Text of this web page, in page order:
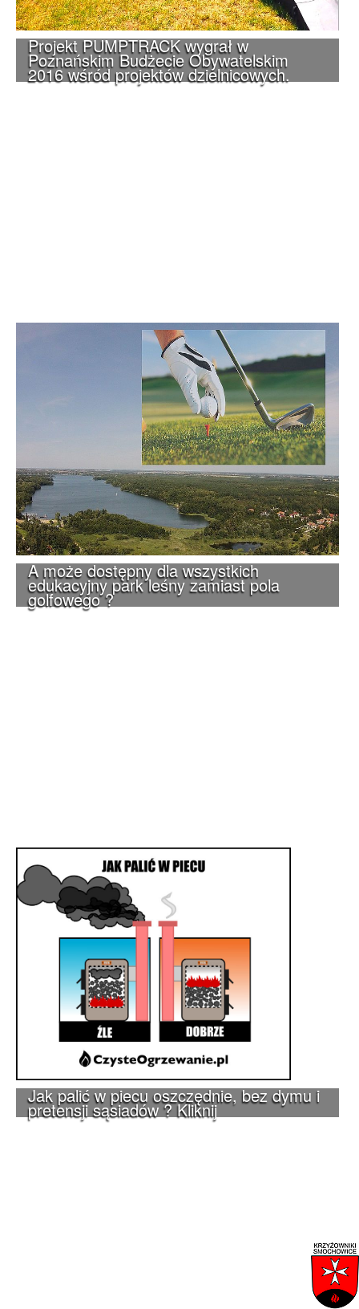
Projekt PUMPTRACK wygrał w
Poznańskim Budżecie Obywatelskim
2016 wśród projektów dzielnicowych.
A może dostępny dla wszystkich
edukacyjny park leśny zamiast pola
golfowego ?
Jak palić w piecu oszczędnie, bez dymu i
pretensji sąsiadów ? Kliknij